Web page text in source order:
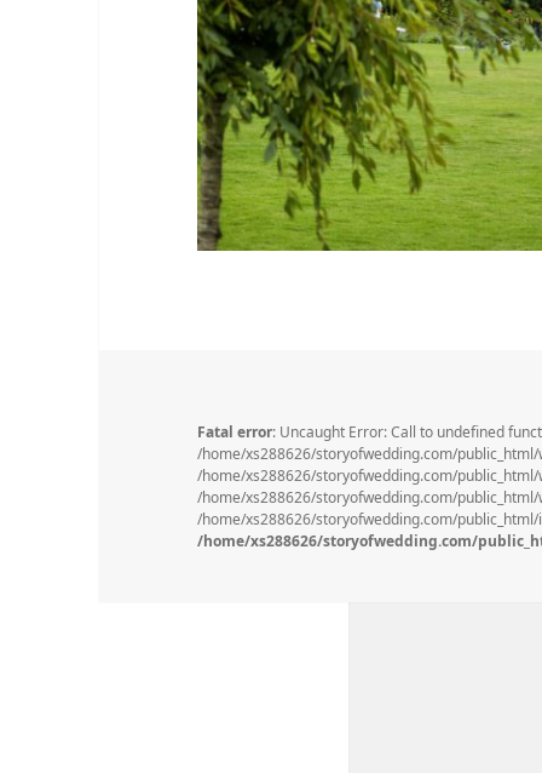
Fatal error: Uncaught Error: Call to undefined
/home/xs288626/storyofwedding.com/
/home/xs288626/storyofwedding.com/
/home/xs288626/storyofwedding.com/
/home/xs288626/storyofwedding.com/
/home/xs288626/storyofwedding.com/